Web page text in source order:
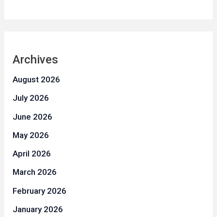
Archives
August 2026
July 2026
June 2026
May 2026
April 2026
March 2026
February 2026
January 2026